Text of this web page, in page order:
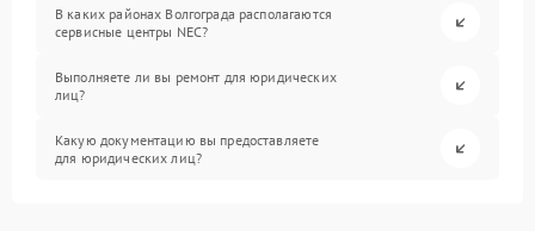
В каких районах Волгограда располагаются
сервисные центры NEC?
Выполняете ли вы ремонт для юридических
лиц?
Какую документацию вы предоставляете
для юридических лиц?